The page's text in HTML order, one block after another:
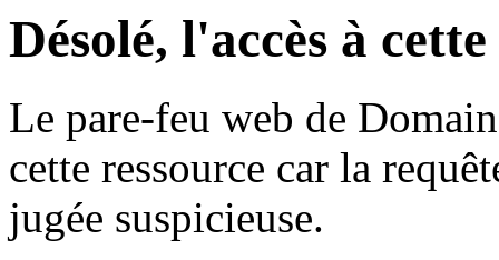
Désolé, l'accès à
Le pare-feu web de
cette ressource car la
jugée suspicieuse.